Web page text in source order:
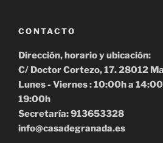
CONTACTO
Dirección, horario y ubicación:
C/ Doctor Cortezo, 17. 28012
Lunes - Viernes : 10:00h a
19:00h
Secretaría: 913653328
info@casadegranada.es